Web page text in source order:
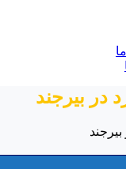
در بیرجند